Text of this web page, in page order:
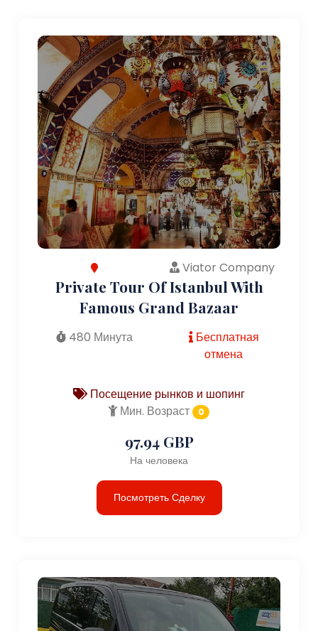
Viator Company
Private Tour Of Istanbul With
Famous Grand Bazaar
480 Минута
Бесплатная
отмена
Посещение рынков и шопинг
Мин. Возраст
0
97.94 GBP
На человека
Посмотреть Сделку